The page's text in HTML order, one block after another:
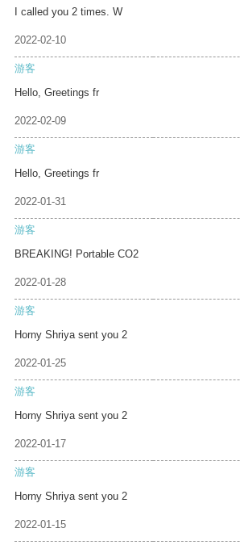
I called you 2 times. W
2022-02-10
游客
Hello, Greetings fr
2022-02-09
游客
Hello, Greetings fr
2022-01-31
游客
BREAKING! Portable CO2
2022-01-28
游客
Horny Shriya sent you 2
2022-01-25
游客
Horny Shriya sent you 2
2022-01-17
游客
Horny Shriya sent you 2
2022-01-15